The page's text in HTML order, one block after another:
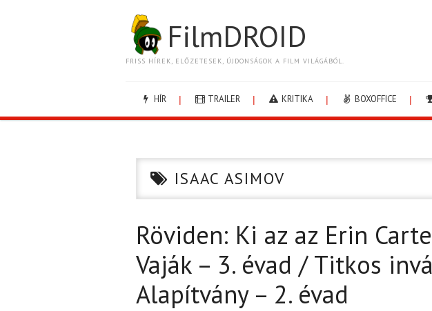
FilmDROID
FRISS HÍREK, ELŐZETESEK, ÚJDONSÁGOK A FILM VILÁGÁBÓL.
HÍR TRAILER KRITIKA BOXOFFICE
ISAAC ASIMOV
Röviden: Ki az az Erin
Vaják – 3. évad / Titkos
Alapítvány – 2. évad